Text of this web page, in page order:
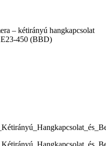
– kétirányú hangkapcsolat
450 (BBD)